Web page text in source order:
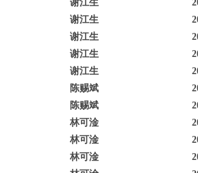
谢江生
谢江生
谢江生
谢江生
谢江生
陈赐斌
陈赐斌
林可淦
林可淦
林可淦